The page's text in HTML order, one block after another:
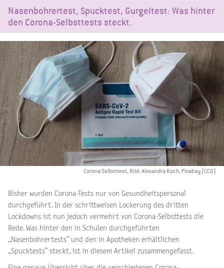
Nasenbohrertest, Spucktest, Gurgeltest: Was hinter
den Corona-Selbsttests steckt.
Corona Selbsttest, Bild: Alexandra Koch, Pixabay (CCO)
Bisher wurden Corona-Tests nur von Gesundheitspersonal
durchgeführt. In der schrittweisen Lockerung des dritten
Lockdowns ist nun jedoch vermehrt von Corona-Selbsttests die
Rede. Was hinter den in Schulen durchgeführten
„Nasenbohrertests“ und den in Apotheken erhältlichen
„Spucktests“ steckt, ist in diesem Artikel zusammengefasst.